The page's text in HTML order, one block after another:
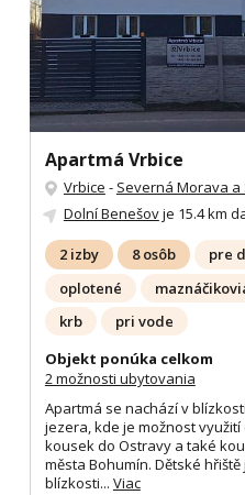
Apartmá Vrbice
Vrbice - Severná Morava a
Dolní Benešovje 15.4 km
2 izby 8 osôb
pre
oplotené
krb
pri vode
Objekt ponúka celkom
2 možnosti ubytovania
Apartmá se nachází v
jezera, kde je možnost
kousek do Ostravy a také
města Bohumín. Dětské
blízkosti... Viac